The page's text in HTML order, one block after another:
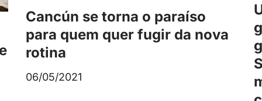
Cancún se torna o paraíso
para quem quer fugir da nova
rotina
06/05/2021